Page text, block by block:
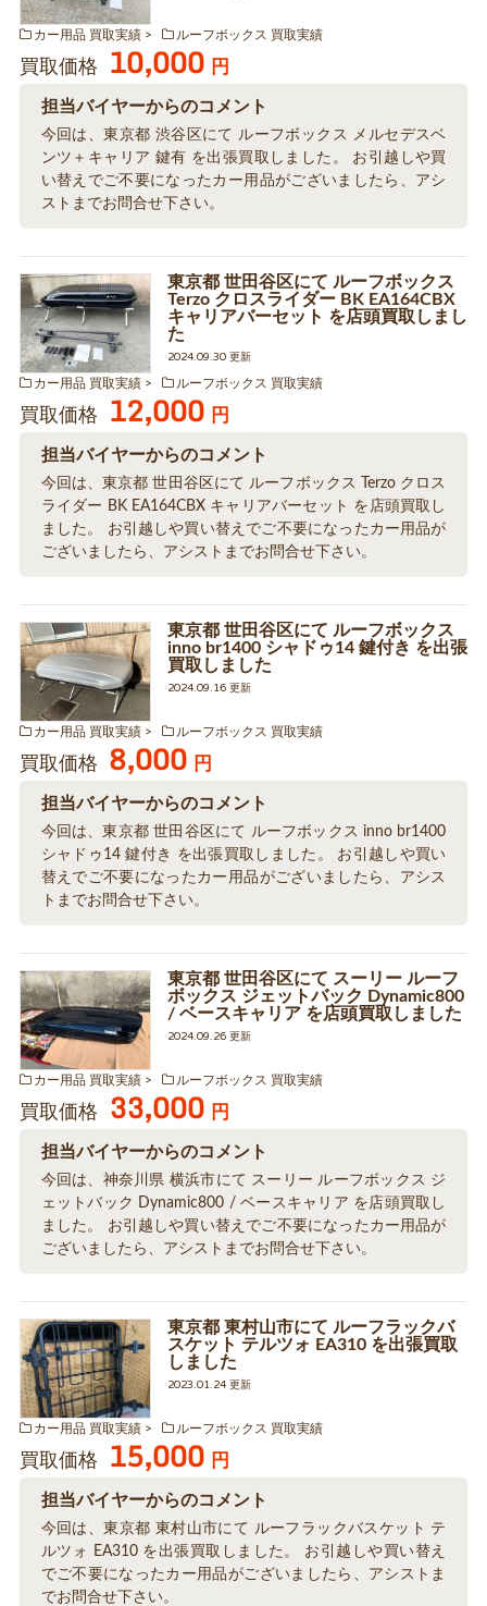
カー用品 買取実績 ルーフボックス 買取実績
買取価格 10,000 円
担当バイヤーからのコメント
今回は、東京都 渋谷区にて ルーフボックス メルセデスベ
ンツ＋キャリア 鍵有 を出張買取しました。 お引越しや買
い替えでご不要になったカー用品がございましたら、アシ
ストまでお問合せ下さい。
東京都 世田谷区にて ルーフボックス
Terzo クロスライダー BK EA164CBX
キャリアバーセット を店頭買取しまし
た
2024.09.30 更新
カー用品 買取実績
ルーフボックス 買取実績
買取価格 12,000 円
担当バイヤーからのコメント
今回は、東京都 世田谷区にて ルーフボックス Terzo クロス
ライダー BK EA164CBX キャリアバーセット を店頭買取し
ました。 お引越しや買い替えでご不要になったカー用品が
ございましたら、アシストまでお問合せ下さい。
東京都 世田谷区にて ルーフボックス
inno br1400 シャドゥ14 鍵付き を出張
買取しました
2024.09.16 更新
カー用品 買取実績 ルーフボックス 買取実績
買取価格 8,000 円
担当バイヤーからのコメント
今回は、東京都 世田谷区にて ルーフボックス inno br1400
シャドゥ14 鍵付き を出張買取しました。 お引越しや買い
替えでご不要になったカー用品がございましたら、アシス
トまでお問合せ下さい。
東京都 世田谷区にて スーリー ルーフ
ボックス ジェットバック Dynamic800
/ ベースキャリア を店頭買取しました
2024.09.26 更新
カー用品 買取実績 ルーフボックス 買取実績
買取価格 33,000 円
担当バイヤーからのコメント
今回は、神奈川県 横浜市にて スーリー ルーフボックス ジ
ェットバック Dynamic800 / ベースキャリア を店頭買取し
ました。 お引越しや買い替えでご不要になったカー用品が
ございましたら、アシストまでお問合せ下さい。
東京都 東村山市にて ルーフラックバ
スケット テルツォ EA310 を出張買取
しました
2023.01.24 更新
カー用品 買取実績 ルーフボックス 買取実績
買取価格 15,000 円
担当バイヤーからのコメント
今回は、東京都 東村山市にて ルーフラックバスケット テ
ルツォ EA310 を出張買取しました。 お引越しや買い替え
でご不要になったカー用品がございましたら、アシストま
でお問合せ下さい。